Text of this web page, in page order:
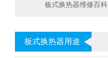
板式换热器维修百科
板式换热器用途